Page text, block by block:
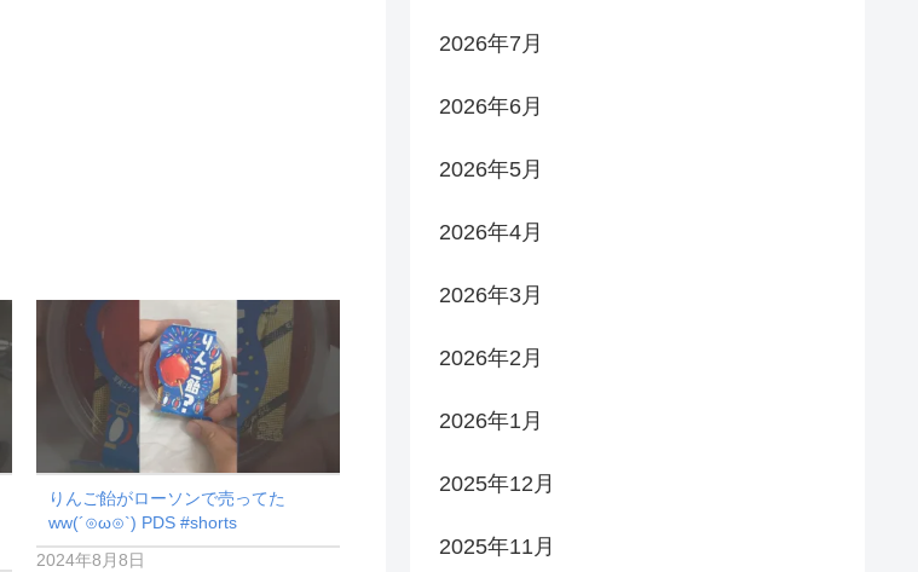
りんご飴がローソンで売ってた
ww(´⊙ω⊙`) PDS #shorts
2024年8月8日
2026年7月
2026年6月
2026年5月
2026年4月
2026年3月
2026年2月
2026年1月
2025年12月
2025年11月